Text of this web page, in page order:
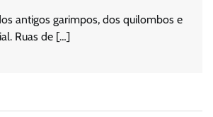
antigos garimpos, dos quilombos e
Ruas de […]